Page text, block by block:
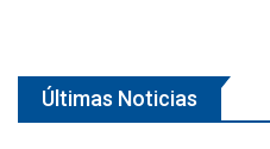
Últimas Noticias